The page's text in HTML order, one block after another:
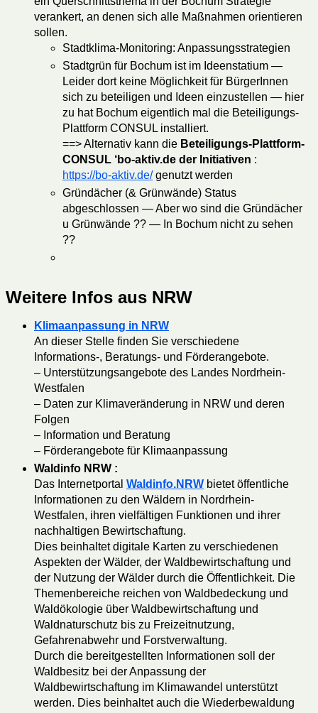
verankert, an denen sich alle Maßnahmen orientieren
sollen.
Stadtklima-Monitoring: Anpassungsstrategien
Stadtgrün für Bochum ist im Ideenstatium —
Leider dort keine Möglichkeit für BürgerInnen
sich zu beteiligen und Ideen einzustellen — hier
zu hat Bochum eigentlich mal die Beteiligungs-
Plattform CONSUL installiert.
==> Alternativ kann die Beteiligungs-Plattform-
CONSUL ‘bo-aktiv.de der Initiativen :
https://bo-aktiv.de/genutzt werden
Gründächer (& Grünwände) Status
abgeschlossen — Aber wo sind die Gründächer
u Grünwände ?? — In Bochum nicht zu sehen
??
Weitere Infos aus NRW
Klimaanpassung in NRW
An dieser Stelle finden Sie verschiedene
Informations-, Beratungs- und Förderangebote.
– Unterstützungsangebote des Landes Nordrhein-
Westfalen
– Daten zur Klimaveränderung in NRW und deren
Folgen
– Information und Beratung
– Förderangebote für Klimaanpassung
Waldinfo NRW :
Das Internetportal Waldinfo.NRW bietet öffentliche
Informationen zu den Wäldern in Nordrhein-
Westfalen, ihren vielfältigen Funktionen und ihrer
nachhaltigen Bewirtschaftung.
Dies beinhaltet digitale Karten zu verschiedenen
Aspekten der Wälder, der Waldbewirtschaftung und
der Nutzung der Wälder durch die Öffentlichkeit. Die
Themenbereiche reichen von Waldbedeckung und
Waldökologie über Waldbewirtschaftung und
Waldnaturschutz bis zu Freizeitnutzung,
Gefahrenabwehr und Forstverwaltung.
Durch die bereitgestellten Informationen soll der
Waldbesitz bei der Anpassung der
Waldbewirtschaftung im Klimawandel unterstützt
werden. Dies beinhaltet auch die Wiederbewaldung